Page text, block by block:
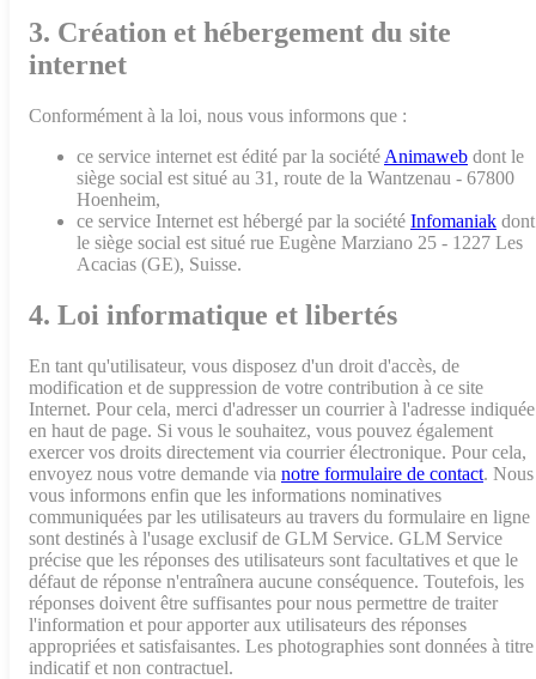
3. Création et hébergement du site
internet
Conformément à la loi, nous vous informons que :
ce service internet est édité par la société Animaweb dont le
siège social est situé au 31, route de la Wantzenau - 67800
Hoenheim,
ce service Internet est hébergé par la société Infomaniak dont
le siège social est situé rue Eugène Marziano 25 - 1227 Les
Acacias (GE), Suisse.
4. Loi informatique et libertés
En tant qu'utilisateur, vous disposez d'un droit d'accès, de
modification et de suppression de votre contribution à ce site
Internet. Pour cela, merci d'adresser un courrier à l'adresse indiquée
en haut de page. Si vous le souhaitez, vous pouvez également
exercer vos droits directement via courrier électronique. Pour cela,
envoyez nous votre demande via notre formulaire de contact. Nous
vous informons enfin que les informations nominatives
communiquées par les utilisateurs au travers du formulaire en ligne
sont destinés à l'usage exclusif de GLM Service. GLM Service
précise que les réponses des utilisateurs sont facultatives et que le
défaut de réponse n'entraînera aucune conséquence. Toutefois, les
réponses doivent être suffisantes pour nous permettre de traiter
l'information et pour apporter aux utilisateurs des réponses
appropriées et satisfaisantes. Les photographies sont données à titre
indicatif et non contractuel.